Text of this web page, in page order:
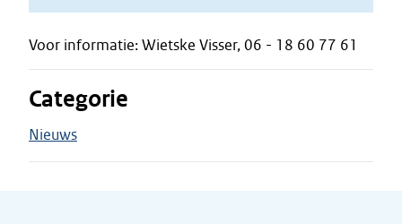
Voor informatie: Wietske Visser, 06 - 18 60 77 61
Categorie
Nieuws